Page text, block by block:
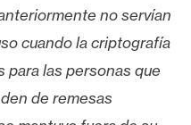
no servían
cuando la criptografía
para las personas que
de remesas